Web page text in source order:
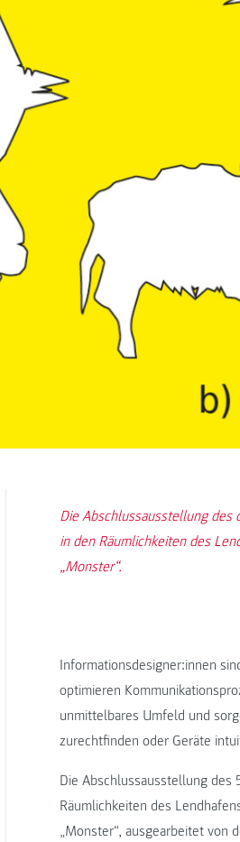
Die Abschlussausstellung des
in den Räumlichkeiten des
„Monster“.
Informationsdesigner:innen
optimieren
unmittelbares Umfeld und
zurechtfinden oder Geräte
Die Abschlussausstellung des
Räumlichkeiten des
„Monster“, ausgearbeitet von